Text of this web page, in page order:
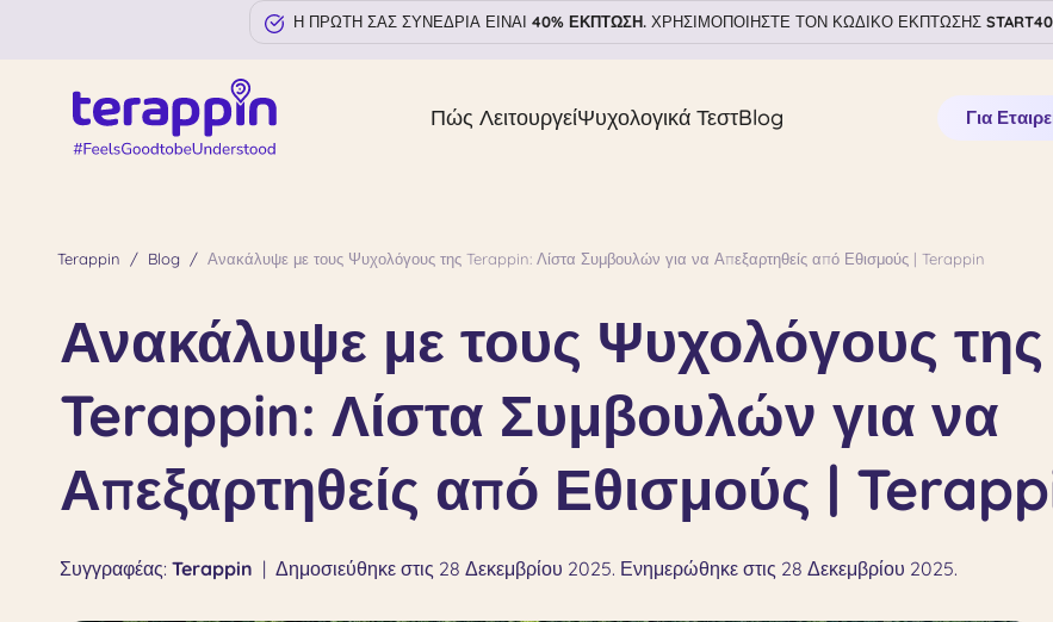
Η ΠΡΩΤΗ ΣΑΣ ΣΥΝΕΔΡΙΑ ΕΙΝΑΙ 40% ΕΚΠΤΩΣΗ.ΧΡΗΣΙΜΟΠΟΙΗΣΤΕ ΤΟΝ ΚΩΔΙΚΟ ΕΚΠΤΩΣΗΣ START40
Πώς ΛειτουργείΨυχολογικά ΤεστBlog Για
Terappin Blog Ανακάλυψε με τους Ψυχολόγους της Terappin: Λίστα Συμβουλών για να Απεξαρτηθείς από Εθισμούς | Terappin
Ανακάλυψε με τους Ψυχολόγους της
Terappin: Λίστα Συμβουλών για να
Απεξαρτηθείς από Εθισμούς |
Συγγραφέας: Terappin | Δημοσιεύθηκε στις 28 Δεκεμβρίου 2025. Ενημερώθηκε στις 28 Δεκεμβρίου 2025.